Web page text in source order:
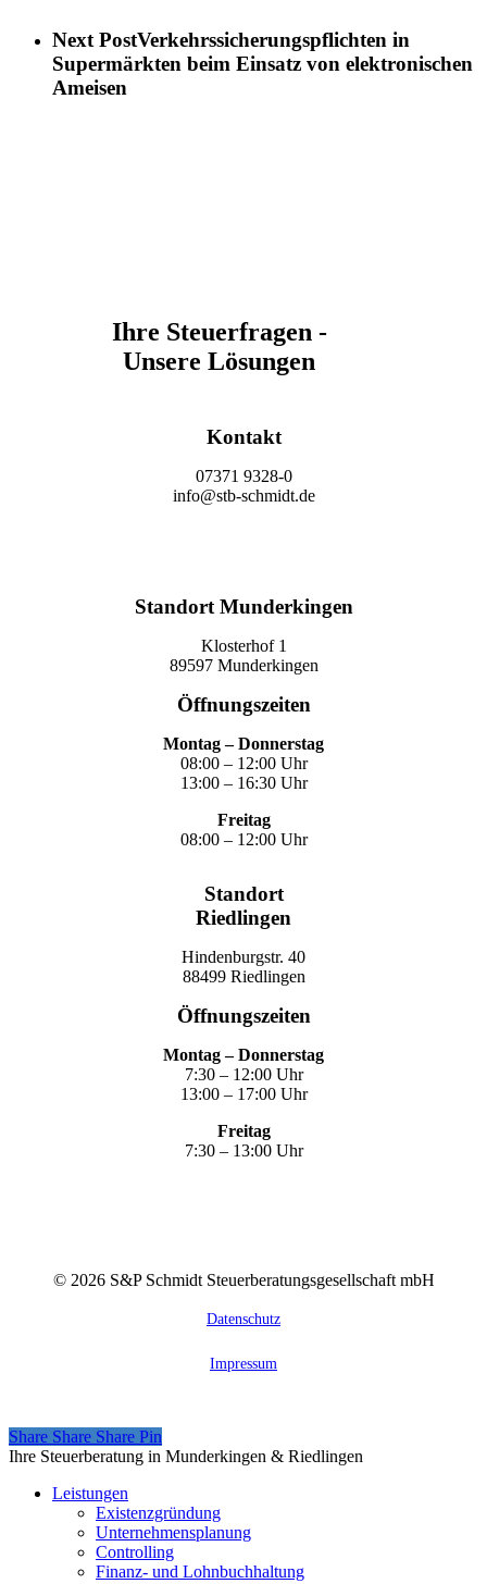
Next PostVerkehrssicherungspflichten in
Supermärkten beim Einsatz von elektronischen
Ameisen
Ihre Steuerfragen -
Unsere Lösungen
Kontakt
07371 9328-0
info@stb-schmidt.de
Standort Munderkingen
Klosterhof 1
89597 Munderkingen
Öffnungszeiten
Montag – Donnerstag
08:00 – 12:00 Uhr
13:00 – 16:30 Uhr
Freitag
08:00 – 12:00 Uhr
Standort
Riedlingen
Hindenburgstr. 40
88499 Riedlingen
Öffnungszeiten
Montag – Donnerstag
7:30 – 12:00 Uhr
13:00 – 17:00 Uhr
Freitag
7:30 – 13:00 Uhr
© 2026S&P Schmidt Steuerberatungsgesellschaft mbH
Datenschutz
Impressum
Share
Share Share Share Pin
Close
Ihre Steuerberatung in Munderkingen & Riedlingen
Leistungen
Existenzgründung
Unternehmensplanung
Controlling
Finanz- und Lohnbuchhaltung